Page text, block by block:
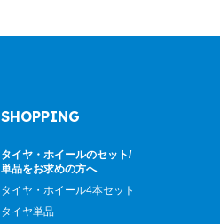
SHOPPING
タイヤ・ホイールのセット/
単品をお求めの方へ
タイヤ・ホイール4本セット
タイヤ単品